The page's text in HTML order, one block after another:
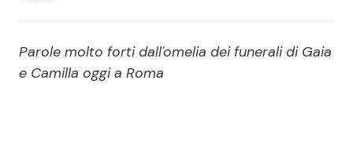
Parole molto forti dall'omelia dei funerali di Gaia
e Camilla oggi a Roma